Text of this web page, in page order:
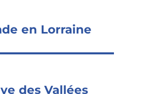
en Lorraine
des Vallées